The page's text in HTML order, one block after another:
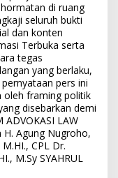
di ruang
seluruh bukti
dan konten
Terbuka serta
tegas
yang berlaku,
pers ini
oleh framing politik
disebarkan demi
LAW
H. Agung Nugroho,
CPL Dr.
M.Sy SYAHRUL